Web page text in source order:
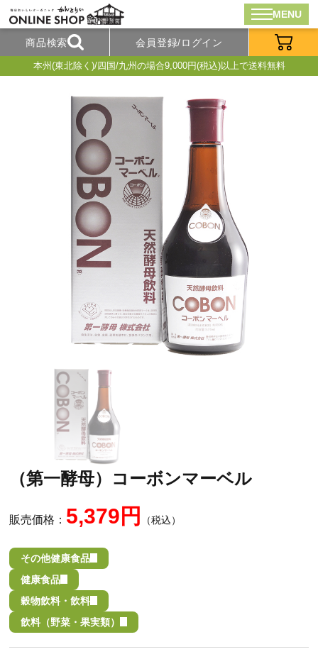
MENU
商品検索 会員登録/ログイン
本州(東北除く)/四国/九州の場合9,000円(税込)以上で送料無料
（第一酵母）コーボンマーベル
販売価格： 5,379円 （税込）
その他健康食品
健康食品
穀物飲料・飲料
飲料（野菜・果実類）